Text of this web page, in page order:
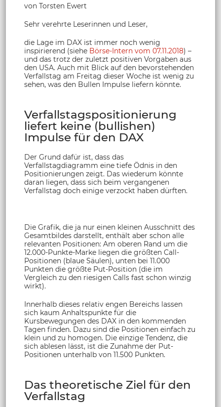
von Torsten Ewert
Sehr verehrte Leserinnen und Leser,
die Lage im DAX ist immer noch wenig
inspirierend (siehe Börse-Intern vom 07.11.2018) –
und das trotz der zuletzt positiven Vorgaben aus
den USA. Auch mit Blick auf den bevorstehenden
Verfallstag am Freitag dieser Woche ist wenig zu
sehen, was den Bullen Impulse liefern könnte.
Verfallstagspositionierung
liefert keine (bullishen)
Impulse für den DAX
Der Grund dafür ist, dass das
Verfallstagdiagramm eine tiefe Ödnis in den
Positionierungen zeigt. Das wiederum könnte
daran liegen, dass sich beim vergangenen
Verfallstag doch einige verzockt haben dürften.
Die Grafik, die ja nur einen kleinen Ausschnitt des
Gesamtbildes darstellt, enthält aber schon alle
relevanten Positionen: Am oberen Rand um die
12.000-Punkte-Marke liegen die größten Call-
Positionen (blaue Säulen), unten bei 11.000
Punkten die größte Put-Position (die im
Vergleich zu den riesigen Calls fast schon winzig
wirkt).
Innerhalb dieses relativ engen Bereichs lassen
sich kaum Anhaltspunkte für die
Kursbewegungen des DAX in den kommenden
Tagen finden. Dazu sind die Positionen einfach zu
klein und zu homogen. Die einzige Tendenz, die
sich ablesen lässt, ist die Zunahme der Put-
Positionen unterhalb von 11.500 Punkten.
Das theoretische Ziel für den
Verfallstag